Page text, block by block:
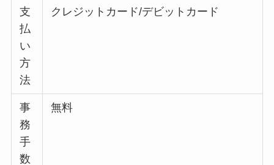
支
払
い
方
法
クレジットカード/デビットカード
事
務
手
数
無料